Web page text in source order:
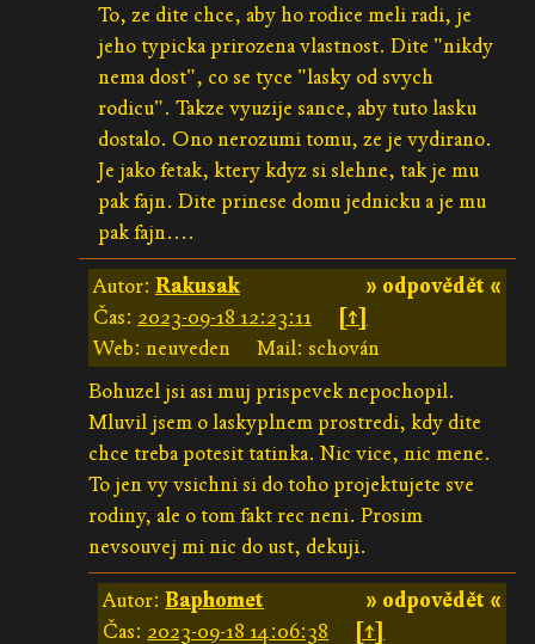
To, ze dite chce, aby ho rodice meli radi, je
jeho typicka prirozena vlastnost. Dite "nikdy
nema dost", co se tyce "lasky od svych
rodicu". Takze vyuzije sance, aby tuto lasku
dostalo. Ono nerozumi tomu, ze je vydirano.
Je jako fetak, ktery kdyz si slehne, tak je mu
pak fajn. Dite prinese domu jednicku a je mu
pak fajn....
» odpovědět «
Autor: Rakusak
Čas: 2023-09-18 12:23:11
[↑]
Web: neuveden
Mail: schován
Bohuzel jsi asi muj prispevek nepochopil.
Mluvil jsem o laskyplnem prostredi, kdy dite
chce treba potesit tatinka. Nic vice, nic mene.
To jen vy vsichni si do toho projektujete sve
rodiny, ale o tom fakt rec neni. Prosim
nevsouvej mi nic do ust, dekuji.
» odpovědět «
Autor:Baphomet
Čas: 2023-09-18 14:06:38
[↑]